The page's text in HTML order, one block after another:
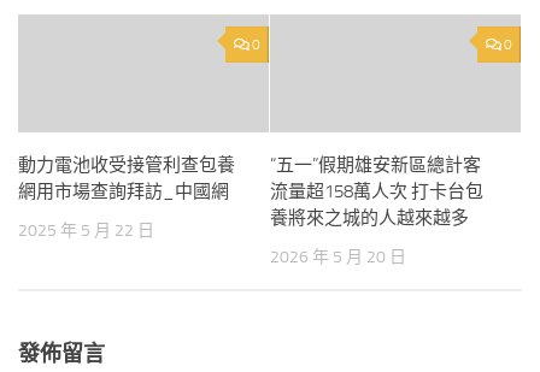
0
動力電池收受接管利查包養
網用市場查詢拜訪_中國網
2025 年 5 月 22 日
0
“五一”假期雄安新區總計客
流量超158萬人次 打卡台包
養將來之城的人越來越多
2026 年 5 月 20 日
發佈留言